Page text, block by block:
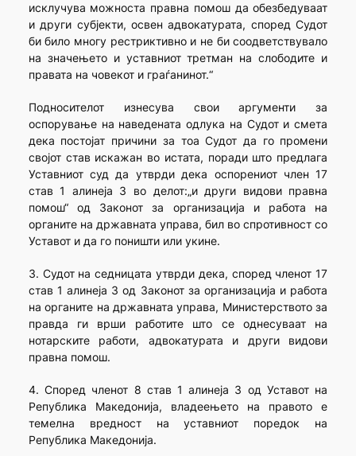
исклучува можноста правна помош да обезбедуваат
и други субјекти, освен адвокатурата, според Судот
би било многу рестриктивно и не би соодветствувало
на значењето и уставниот третман на слободите и
правата на човекот и граѓанинот.“
Подносителот изнесува свои аргументи за
оспорување на наведената одлука на Судот и смета
дека постојат причини за тоа Судот да го промени
својот став искажан во истата, поради што предлага
Уставниот суд да утврди дека оспорениот член 17
став 1 алинеја 3 во делот:„и други видови правна
помош“ од Законот за организација и работа на
органите на државната управа, бил во спротивност со
Уставот и да го поништи или укине.
3. Судот на седницата утврди дека, според членот 17
став 1 алинеја 3 од Законот за организација и работа
на органите на државната управа, Министерството за
правда ги врши работите што се однесуваат на
нотарските работи, адвокатурата и други видови
правна помош.
4. Според членот 8 став 1 алинеја 3 од Уставот на
Република Македонија, владеењето на правото е
темелна вредност на уставниот поредок на
Република Македонија.